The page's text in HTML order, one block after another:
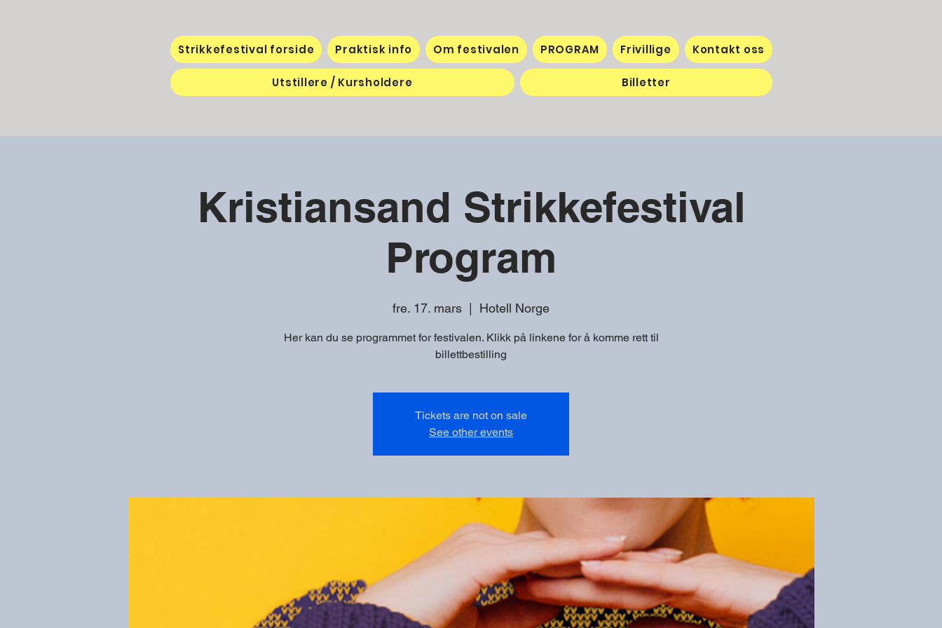
Strikkefestival forside Praktisk info Om festivalen PROGRAM Frivillige Kontakt oss
Utstillere / Kursholdere Billetter
Kristiansand Strikkefestival
Program
fre. 17. mars Hotell Norge
Her kan du se programmet for festivalen. Klikk på linkene for å komme rett til
billettbestilling
Tickets are not on sale
See other events